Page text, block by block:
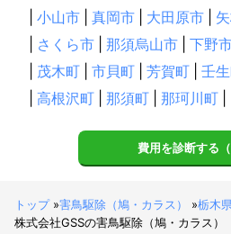
小山市 真岡市 大田原市
さくら市 那須烏山市 下野
茂木町 市貝町 芳賀町 壬
高根沢町 那須町 那珂川町
費用を診断する（
トップ»害鳥駆除（鳩・カラス） »栃木県
株式会社GSSの害鳥駆除（鳩・カラス）